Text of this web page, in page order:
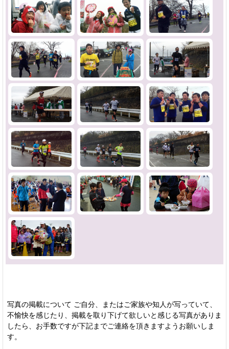
写真の掲載について ご自分、またはご家族や知人が写っていて、
不愉快を感じたり、掲載を取り下げて欲しいと感じる写真がありま
したら、お手数ですが下記までご連絡を頂きますようお願いしま
す。